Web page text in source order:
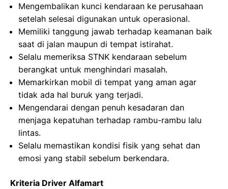
Mengembalikan kunci kendaraan ke perusahaan
setelah selesai digunakan untuk operasional.
Memiliki tanggung jawab terhadap keamanan baik
saat di jalan maupun di tempat istirahat.
Selalu memeriksa STNK kendaraan sebelum
berangkat untuk menghindari masalah.
Memarkirkan mobil di tempat yang aman agar
tidak ada hal buruk yang terjadi.
Mengendarai dengan penuh kesadaran dan
menjaga kepatuhan terhadap rambu-rambu lalu
lintas.
Selalu memastikan kondisi fisik yang sehat dan
emosi yang stabil sebelum berkendara.
Kriteria Driver Alfamart